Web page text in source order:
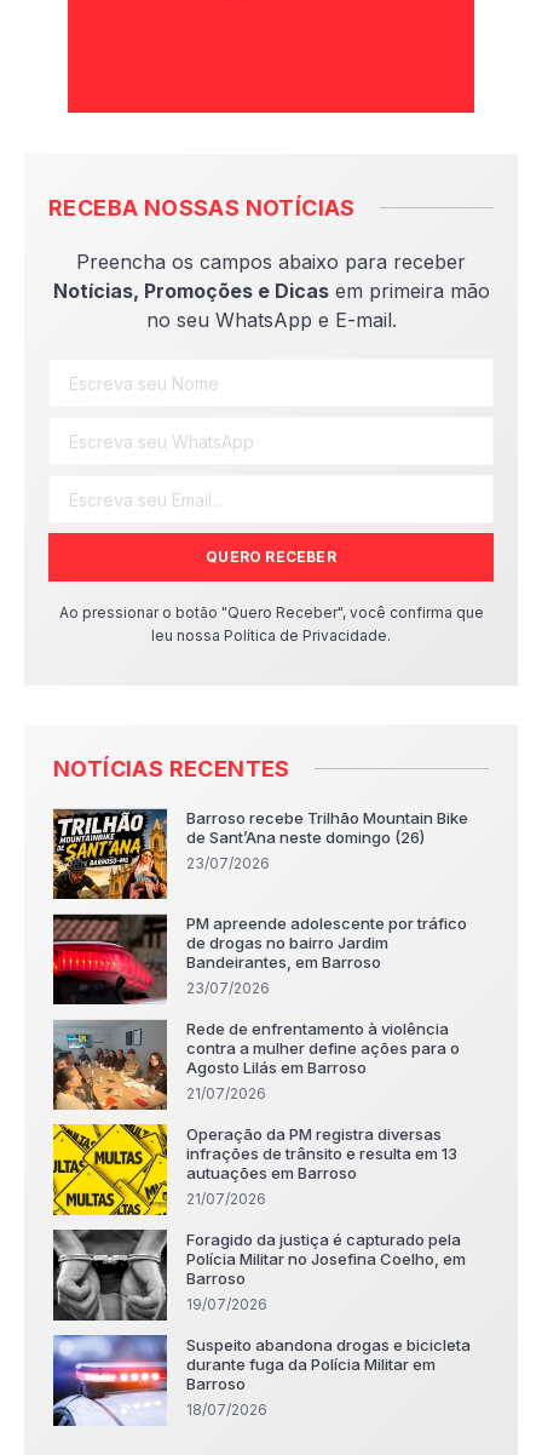
RECEBA NOSSAS NOTÍCIAS
Preencha os campos abaixo para receber
Notícias, Promoções e Dicasem primeira mão
no seu WhatsApp e E-mail.
QUERO RECEBER
Ao pressionar o botão "Quero Receber", você confirma que
leu nossa Política de Privacidade.
NOTÍCIAS RECENTES
Barroso recebe Trilhão Mountain Bike
de Sant’Ana neste domingo (26)
23/07/2026
PM apreende adolescente por tráfico
de drogas no bairro Jardim
Bandeirantes, em Barroso
23/07/2026
Rede de enfrentamento à violência
contra a mulher define ações para o
Agosto Lilás em Barroso
21/07/2026
Operação da PM registra diversas
infrações de trânsito e resulta em 13
autuações em Barroso
21/07/2026
Foragido da justiça é capturado pela
Polícia Militar no Josefina Coelho, em
Barroso
19/07/2026
Suspeito abandona drogas e bicicleta
durante fuga da Polícia Militar em
Barroso
18/07/2026